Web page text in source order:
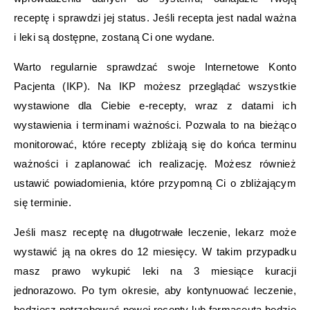
receptę i sprawdzi jej status. Jeśli recepta jest nadal ważna
i leki są dostępne, zostaną Ci one wydane.
Warto regularnie sprawdzać swoje Internetowe Konto
Pacjenta (IKP). Na IKP możesz przeglądać wszystkie
wystawione dla Ciebie e-recepty, wraz z datami ich
wystawienia i terminami ważności. Pozwala to na bieżąco
monitorować, które recepty zbliżają się do końca terminu
ważności i zaplanować ich realizację. Możesz również
ustawić powiadomienia, które przypomną Ci o zbliżającym
się terminie.
Jeśli masz receptę na długotrwałe leczenie, lekarz może
wystawić ją na okres do 12 miesięcy. W takim przypadku
masz prawo wykupić leki na 3 miesiące kuracji
jednorazowo. Po tym okresie, aby kontynuować leczenie,